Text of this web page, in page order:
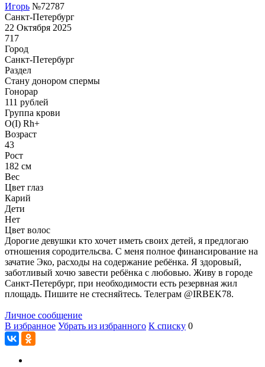
Игорь №72787
Санкт-Петербург
22 Октября 2025
717
Город
Санкт-Петербург
Раздел
Стану донором спермы
Гонoрар
111 рублей
Группа крови
O(I) Rh+
Возраст
43
Рост
182 см
Вес
Цвет глаз
Карий
Дети
Нет
Цвет волос
Дорогие девушки кто хочет иметь своих детей, я предлогаю
отношения сородительсва. С меня полное финансирование на
зачатие Эко, расходы на содержание ребёнка. Я здоровый,
заботливый хочю завести ребёнка с любовью. Живу в городе
Санкт-Петербург, при необходимости есть резервная жил
площадь. Пишите не стесняйтесь. Телеграм @IRBEK78.
Личное сообщение
В избранное Убрать из избранного К списку 0